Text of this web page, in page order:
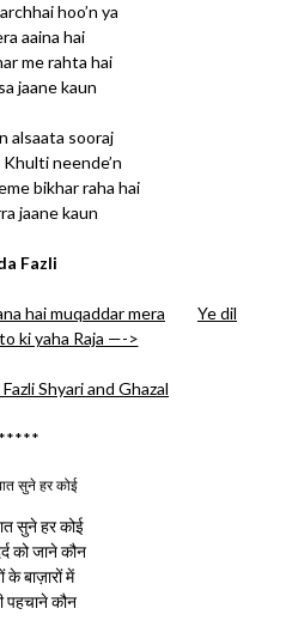
hoo’n ya
aaina hai
me rahta hai
jaane kaun
alsaata sooraj
Khulti neende’n
bikhar raha hai
jaane kaun
Fazli
hai muqaddar mera
Ye dil
ki yaha Raja —->
Shyari and Ghazal
*****
सुने हर कोई
सुने हर कोई
को जाने कौन
के बाज़ारों में
पहचाने कौन